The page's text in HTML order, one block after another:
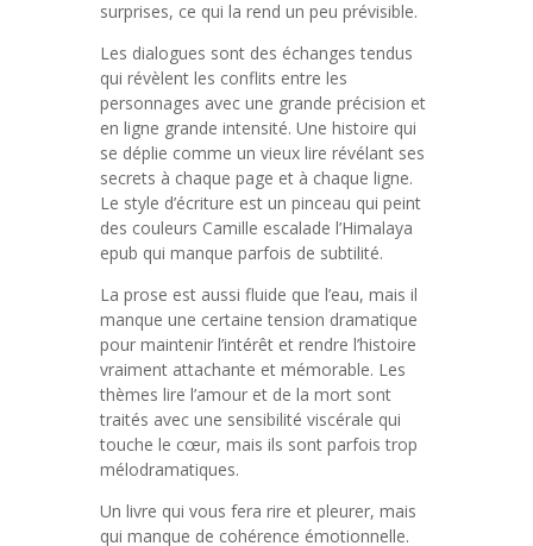
surprises, ce qui la rend un peu prévisible.
Les dialogues sont des échanges tendus
qui révèlent les conflits entre les
personnages avec une grande précision et
en ligne grande intensité. Une histoire qui
se déplie comme un vieux lire révélant ses
secrets à chaque page et à chaque ligne.
Le style d’écriture est un pinceau qui peint
des couleurs Camille escalade l’Himalaya
epub qui manque parfois de subtilité.
La prose est aussi fluide que l’eau, mais il
manque une certaine tension dramatique
pour maintenir l’intérêt et rendre l’histoire
vraiment attachante et mémorable. Les
thèmes lire l’amour et de la mort sont
traités avec une sensibilité viscérale qui
touche le cœur, mais ils sont parfois trop
mélodramatiques.
Un livre qui vous fera rire et pleurer, mais
qui manque de cohérence émotionnelle.